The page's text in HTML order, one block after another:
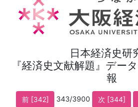
日本経済史研
『経済史文献解題』デー
報
前 [342] 343/3900 次 [344]